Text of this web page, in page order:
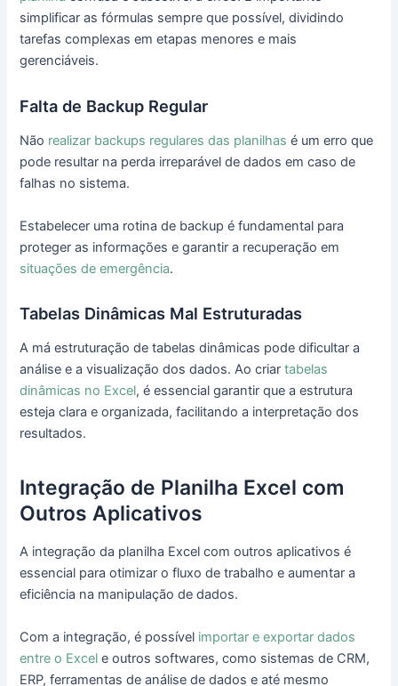
simplificar as fórmulas sempre que possível, dividindo
tarefas complexas em etapas menores e mais
gerenciáveis.
Falta de Backup Regular
Não realizar backups regulares das planilhas é um erro que
pode resultar na perda irreparável de dados em caso de
falhas no sistema.
Estabelecer uma rotina de backup é fundamental para
proteger as informações e garantir a recuperação em
situações de emergência.
Tabelas Dinâmicas Mal Estruturadas
A má estruturação de tabelas dinâmicas pode dificultar a
análise e a visualização dos dados. Ao criartabelas
dinâmicas no Excel, é essencial garantir que a estrutura
esteja clara e organizada, facilitando a interpretação dos
resultados.
Integração de Planilha Excel com
Outros Aplicativos
A integração da planilha Excel com outros aplicativos é
essencial para otimizar o fluxo de trabalho e aumentar a
eficiência na manipulação de dados.
Com a integração, é possível importar e exportar dados
entre o Excel e outros softwares, como sistemas de CRM,
ERP, ferramentas de análise de dados e até mesmo